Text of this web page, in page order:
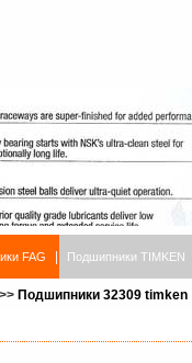
FAG Подшипники TIMKEN
>> Подшипники 32309 timken